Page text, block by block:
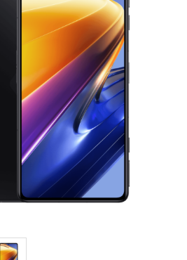
Ingresar
Lost password?